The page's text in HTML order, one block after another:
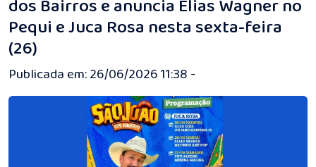
dos Bairros e anuncia Elias Wagner no
Pequi e Juca Rosa nesta sexta-feira
(26)
Publicada em: 26/06/2026 11:38 -